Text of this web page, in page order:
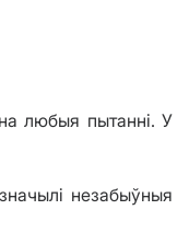
на любыя пытанні. У
незабыўныя